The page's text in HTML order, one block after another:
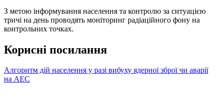
З метою інформування населення та контролю за ситуацією
тричі на день проводять моніторинг радіаційного фону на
контрольних точках.
Корисні посилання
Алгоритм дій населення у разі вибуху ядерної зброї чи аварії
на АЕС